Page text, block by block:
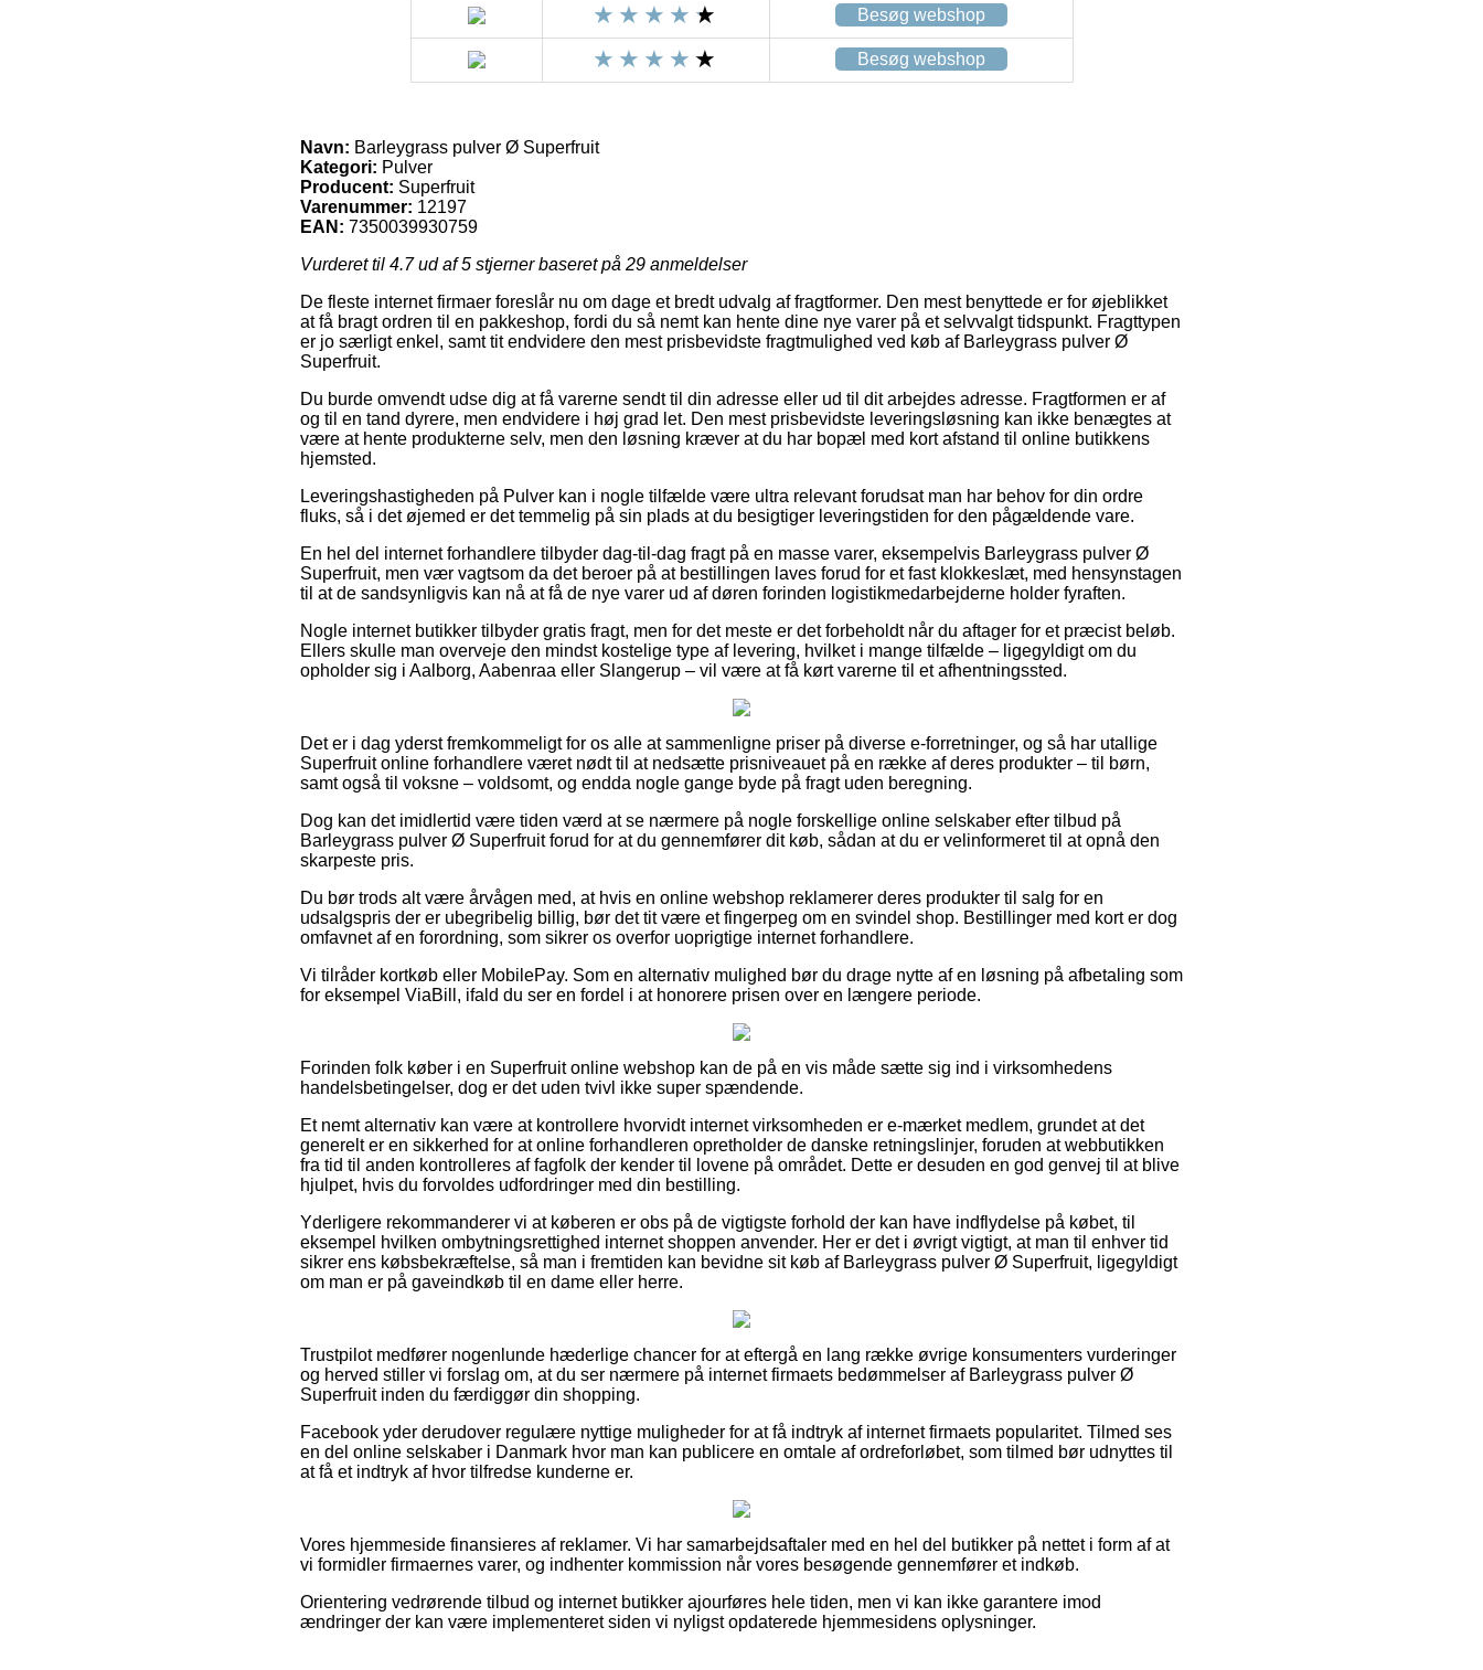
Besøg webshop
Besøg webshop
Navn: Barleygrass pulver Ø Superfruit
Kategori: Pulver
Producent: Superfruit
Varenummer: 12197
EAN: 7350039930759
Vurderet til 4.7ud af 5 stjerner baseret på 29 anmeldelser
De fleste internet firmaer foreslår nu om dage et bredt udvalg af fragtformer. Den mest benyttede er for øjeblikket
at få bragt ordren til en pakkeshop, fordi du så nemt kan hente dine nye varer på et selvvalgt tidspunkt. Fragttypen
er jo særligt enkel, samt tit endvidere den mest prisbevidste fragtmulighed ved køb af Barleygrass pulver Ø
Superfruit.
Du burde omvendt udse dig at få varerne sendt til din adresse eller ud til dit arbejdes adresse. Fragtformen er af
og til en tand dyrere, men endvidere i høj grad let. Den mest prisbevidste leveringsløsning kan ikke benægtes at
være at hente produkterne selv, men den løsning kræver at du har bopæl med kort afstand til online butikkens
hjemsted.
Leveringshastigheden på Pulver kan i nogle tilfælde være ultra relevant forudsat man har behov for din ordre
fluks, så i det øjemed er det temmelig på sin plads at du besigtiger leveringstiden for den pågældende vare.
En hel del internet forhandlere tilbyder dag-til-dag fragt på en masse varer, eksempelvis Barleygrass pulver Ø
Superfruit, men vær vagtsom da det beroer på at bestillingen laves forud for et fast klokkeslæt, med hensynstagen
til at de sandsynligvis kan nå at få de nye varer ud af døren forinden logistikmedarbejderne holder fyraften.
Nogle internet butikker tilbyder gratis fragt, men for det meste er det forbeholdt når du aftager for et præcist beløb.
Ellers skulle man overveje den mindst kostelige type af levering, hvilket i mange tilfælde – ligegyldigt om du
opholder sig i Aalborg, Aabenraa eller Slangerup – vil være at få kørt varerne til et afhentningssted.
Det er i dag yderst fremkommeligt for os alle at sammenligne priser på diverse e-forretninger, og så har utallige
Superfruit online forhandlere været nødt til at nedsætte prisniveauet på en række af deres produkter – til børn,
samt også til voksne – voldsomt, og endda nogle gange byde på fragt uden beregning.
Dog kan det imidlertid være tiden værd at se nærmere på nogle forskellige online selskaber efter tilbud på
Barleygrass pulver Ø Superfruit forud for at du gennemfører dit køb, sådan at du er velinformeret til at opnå den
skarpeste pris.
Du bør trods alt være årvågen med, at hvis en online webshop reklamerer deres produkter til salg for en
udsalgspris der er ubegribelig billig, bør det tit være et fingerpeg om en svindel shop. Bestillinger med kort er dog
omfavnet af en forordning, som sikrer os overfor uoprigtige internet forhandlere.
Vi tilråder kortkøb eller MobilePay. Som en alternativ mulighed bør du drage nytte af en løsning på afbetaling som
for eksempel ViaBill, ifald du ser en fordel i at honorere prisen over en længere periode.
Forinden folk køber i en Superfruit online webshop kan de på en vis måde sætte sig ind i virksomhedens
handelsbetingelser, dog er det uden tvivl ikke super spændende.
Et nemt alternativ kan være at kontrollere hvorvidt internet virksomheden er e-mærket medlem, grundet at det
generelt er en sikkerhed for at online forhandleren opretholder de danske retningslinjer, foruden at webbutikken
fra tid til anden kontrolleres af fagfolk der kender til lovene på området. Dette er desuden en god genvej til at blive
hjulpet, hvis du forvoldes udfordringer med din bestilling.
Yderligere rekommanderer vi at køberen er obs på de vigtigste forhold der kan have indflydelse på købet, til
eksempel hvilken ombytningsrettighed internet shoppen anvender. Her er det i øvrigt vigtigt, at man til enhver tid
sikrer ens købsbekræftelse, så man i fremtiden kan bevidne sit køb af Barleygrass pulver Ø Superfruit, ligegyldigt
om man er på gaveindkøb til en dame eller herre.
Trustpilot medfører nogenlunde hæderlige chancer for at eftergå en lang række øvrige konsumenters vurderinger
og herved stiller vi forslag om, at du ser nærmere på internet firmaets bedømmelser af Barleygrass pulver Ø
Superfruit inden du færdiggør din shopping.
Facebook yder derudover regulære nyttige muligheder for at få indtryk af internet firmaets popularitet. Tilmed ses
en del online selskaber i Danmark hvor man kan publicere en omtale af ordreforløbet, som tilmed bør udnyttes til
at få et indtryk af hvor tilfredse kunderne er.
Vores hjemmeside finansieres af reklamer. Vi har samarbejdsaftaler med en hel del butikker på nettet i form af at
vi formidler firmaernes varer, og indhenter kommission når vores besøgende gennemfører et indkøb.
Orientering vedrørende tilbud og internet butikker ajourføres hele tiden, men vi kan ikke garantere imod
ændringer der kan være implementeret siden vi nyligst opdaterede hjemmesidens oplysninger.